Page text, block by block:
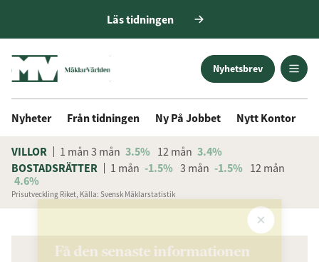
Läs tidningen
Nyhetsbrev
Nyheter Från tidningen Ny På Jobbet Nytt Kontor
VILLOR 1 mån 3 mån 3.5% 12 mån 3.4%
BOSTADSRÄTTER
1 mån -1.5% 3 mån -1.5% 12 mån
4.6%
Prisutveckling Riket, Källa: Svensk Mäklarstatistik
ANNONS
Få den senaste informationen